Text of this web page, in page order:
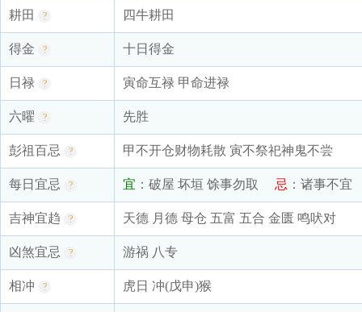
耕田 ? 四牛耕田
得金 ? 十日得金
日禄 ? 寅命互禄 甲命进禄
六曜 ? 先胜
彭祖百忌 ? 甲不开仓财物耗散 寅不祭祀神鬼不尝
每日宜忌 ? 宜 ：破屋 坏垣 馀事勿取 忌 ：诸事不宜
吉神宜趋 ? 天德 月德 母仓 五富 五合 金匮 鸣吠对
凶煞宜忌 ? 游祸 八专
相冲 ? 虎日 冲(戊申)猴